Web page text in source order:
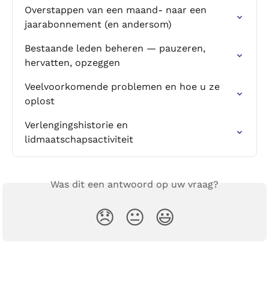
Overstappen van een maand- naar een
jaarabonnement (en andersom)
Bestaande leden beheren — pauzeren,
hervatten, opzeggen
Veelvoorkomende problemen en hoe u ze
oplost
Verlengingshistorie en
lidmaatschapsactiviteit
Was dit een antwoord op uw vraag?
😞 😐 😃